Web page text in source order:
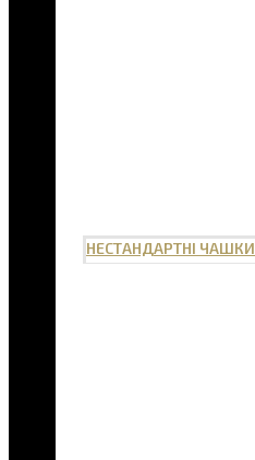
НЕСТАНДАРТНІ ЧАШКИ